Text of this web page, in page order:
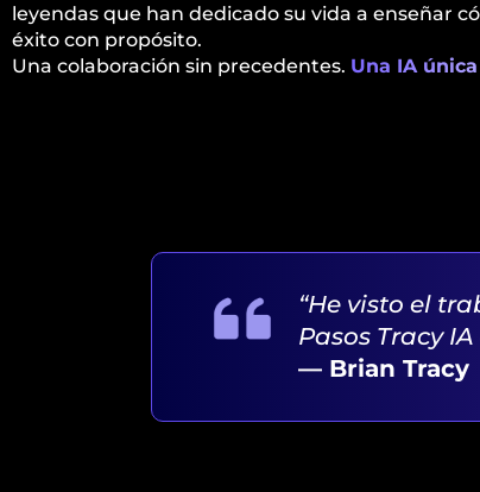
leyendas que han dedicado su vida a enseñar
éxito con propósito.
Una colaboración sin precedentes. Una IA
“He visto el
Pasos Tracy
— Brian Tracy